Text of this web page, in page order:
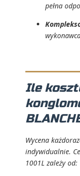
pełna
Ile
Wycena
indywidualnie.
1001L zależy od: